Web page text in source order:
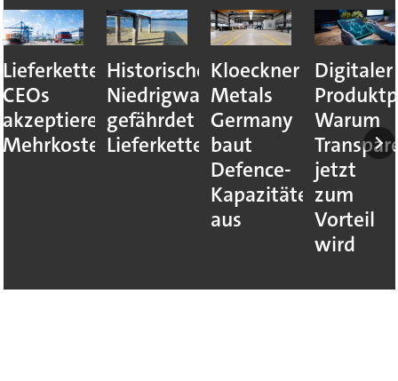
Lieferkettenresilienz:
CEOs
akzeptieren
Mehrkosten
Historisches
Niedrigwasser
gefährdet
Lieferketten
Kloeckner
Metals
Germany
baut
Defence-
Kapazitäten
aus
Digitaler
Warum
jetzt
zum
Vorteil
wird